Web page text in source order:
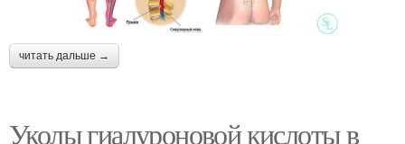
читать дальше →
Уколы гиалуроновой кислоты в